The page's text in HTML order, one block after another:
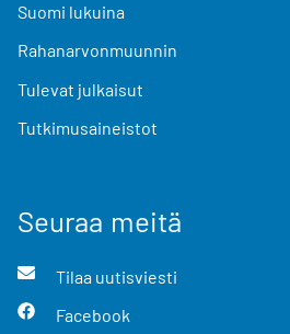
Suomi lukuina
Rahanarvonmuunnin
Tulevat julkaisut
Tutkimusaineistot
Seuraa meitä
Tilaa uutisviesti
Facebook